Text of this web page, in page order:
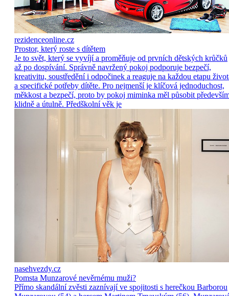
rezidenceonline.cz
Prostor, který roste s dítětem
Je to svět, který se vyvíjí a proměňuje od prvních dětských krůčků
až po dospívání. Správně navržený pokoj podporuje bezpečí,
kreativitu, soustředění i odpočinek a reaguje na každou etapu
a specifické potřeby dítěte. Pro nejmenší je klíčová jednoduchost,
měkkost a bezpečí, proto by pokoj miminka měl působit
klidně a útulně. Předškolní věk je
nasehvezdy.cz
Pomsta Munzarové nevěrnému muži?
Přímo skandální zvěsti zaznívají ve spojitosti s herečkou Barborou